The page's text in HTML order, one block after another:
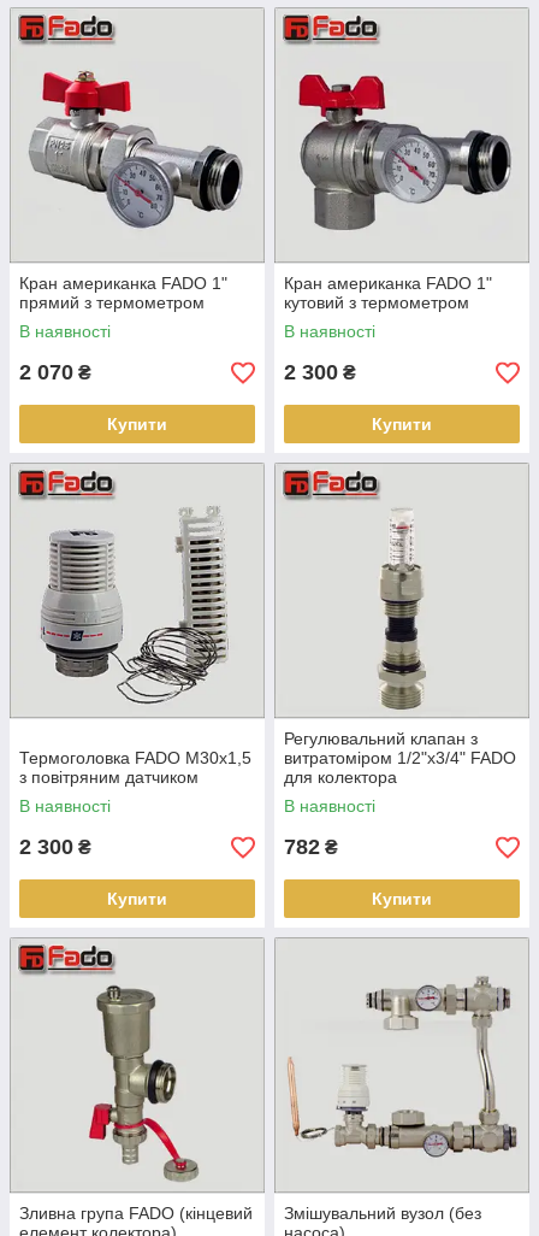
Кран американка FADO 1"
прямий з термометром
В наявності
2 070 ₴
Купити
Кран американка FADO 1"
кутовий з термометром
В наявності
2 300 ₴
Купити
Термоголовка FADO М30х1,5
з повітряним датчиком
В наявності
2 300 ₴
Купити
Регулювальний клапан з
витратоміром 1/2"х3/4" FADO
для колектора
В наявності
782 ₴
Купити
Зливна група FADO (кінцевий
Змішувальний вузол (без